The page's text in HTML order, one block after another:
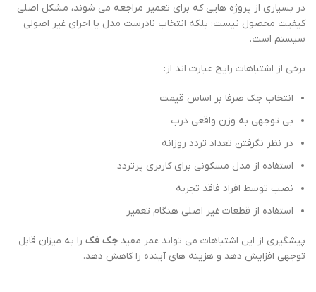
در بسیاری از پروژه هایی که برای تعمیر مراجعه می شوند، مشکل اصلی
کیفیت محصول نیست؛ بلکه انتخاب نادرست مدل یا اجرای غیر اصولی
سیستم است.
برخی از اشتباهات رایج عبارت اند از:
انتخاب جک صرفا بر اساس قیمت
بی توجهی به وزن واقعی درب
در نظر نگرفتن تعداد تردد روزانه
استفاده از مدل مسکونی برای کاربری پرتردد
نصب توسط افراد فاقد تجربه
استفاده از قطعات غیر اصلی هنگام تعمیر
پیشگیری از این اشتباهات می تواند عمر مفید جک فک را به میزان قابل
توجهی افزایش دهد و هزینه های آینده را کاهش دهد.